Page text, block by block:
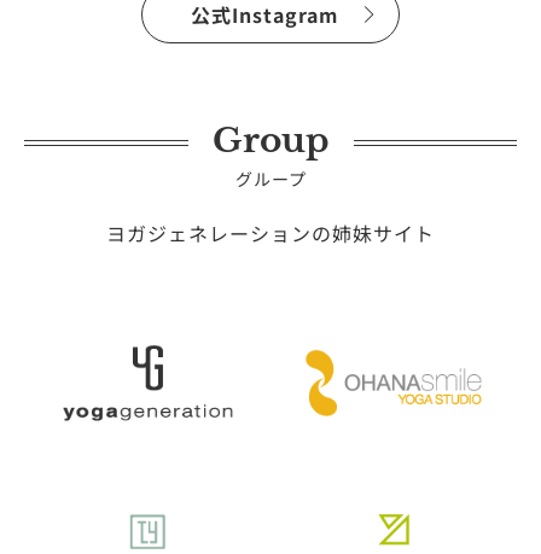
公式Instagram
Group
グループ
ヨガジェネレーションの姉妹サイト